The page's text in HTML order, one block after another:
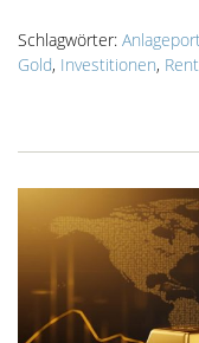
Schlagwörter:
Gold, Investitionen,